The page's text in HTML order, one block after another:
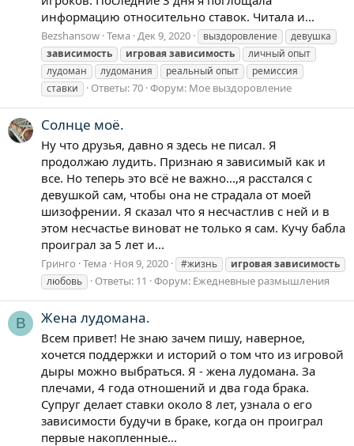
информацию относительно ставок. Читала и...
Bezshansow Тема Дек 9, 2020 выздоровление
девушка
зависимость
игроваязависимость
личный опыт
лудоман
лудомания реальный опыт
ремиссия
ставки
Ответы: 70 Форум: Мое выздоровление
Солнце моё.
Ну что друзья, давно я здесь не писал. Я
продолжаю лудить. Признаю я зависимый как и
все. Но теперь это всё не важно...,я расстался с
девушкой сам, чтобы она не страдала от моей
шизофрении. Я сказал что я несчастлив с ней и в
этом несчастье виноват не только я сам. Кучу бабла
проиграл за 5 лет и...
Гринго Тема Ноя 9, 2020 #жизнь игроваязависимость
любовь
Ответы: 11 Форум: Ежедневные размышления
B Жена лудомана.
Всем привет! Не знаю зачем пишу, наверное,
хочется поддержки и историй о том что из игровой
дыры можно выбраться. Я - жена лудомана. За
плечами, 4 года отношений и два года брака.
Супруг делает ставки около 8 лет, узнала о его
зависимости будучи в браке, когда он проиграл
первые накопленные...